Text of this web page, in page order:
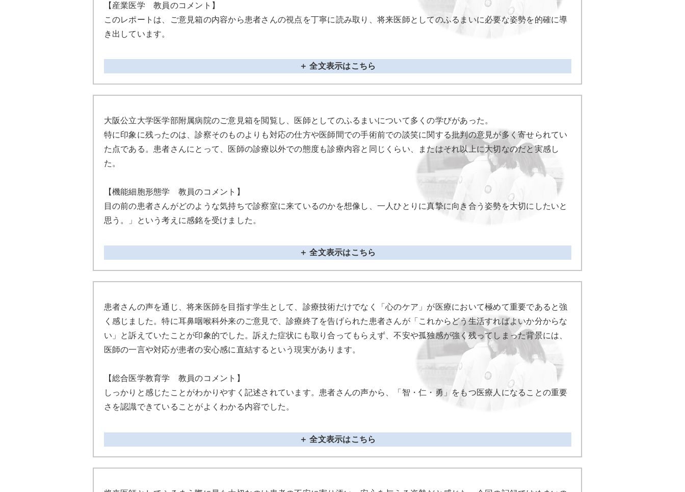
【産業医学 教員のコメント】
このレポートは、ご意見箱の内容から患者さんの視点を丁寧に読み取り、将来医師としてのふるまいに必要な姿勢を的確に導
き出しています。
＋ 全文表示はこちら
大阪公立大学医学部附属病院のご意見箱を閲覧し、医師としてのふるまいについて多くの学びがあった。
特に印象に残ったのは、診察そのものよりも対応の仕方や医師間での手術前での談笑に関する批判の意見が多く寄せられてい
た点である。患者さんにとって、医師の診療以外での態度も診療内容と同じくらい、またはそれ以上に大切なのだと実感し
た。
【機能細胞形態学 教員のコメント】
目の前の患者さんがどのような気持ちで診察室に来ているのかを想像し、一人ひとりに真摯に向き合う姿勢を大切にしたいと
思う。」という考えに感銘を受けました。
＋ 全文表示はこちら
患者さんの声を通じ、将来医師を目指す学生として、診療技術だけでなく「心のケア」が医療において極めて重要であると強
く感じました。特に耳鼻咽喉科外来のご意見で、診療終了を告げられた患者さんが「これからどう生活すればよいか分からな
い」と訴えていたことが印象的でした。訴えた症状にも取り合ってもらえず、不安や孤独感が強く残ってしまった背景には、
医師の一言や対応が患者の安心感に直結するという現実があります。
【総合医学教育学 教員のコメント】
しっかりと感じたことがわかりやすく記述されています。患者さんの声から、「智・仁・勇」をもつ医療人になることの重要
さを認識できていることがよくわかる内容でした。
＋ 全文表示はこちら